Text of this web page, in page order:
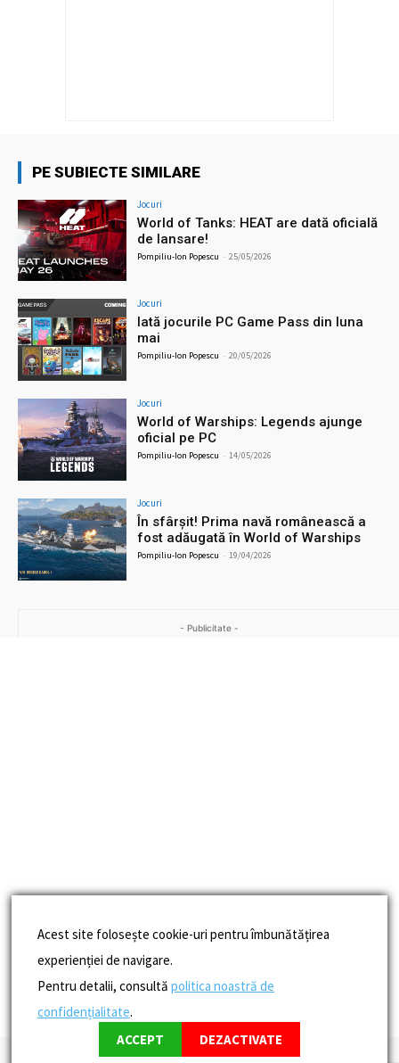
PE SUBIECTE SIMILARE
Jocuri
World of Tanks: HEAT are dată oficială
de lansare!
Pompiliu-Ion Popescu - 25/05/2026
Jocuri
Iată jocurile PC Game Pass din luna
mai
Pompiliu-Ion Popescu - 20/05/2026
Jocuri
World of Warships: Legends ajunge
oficial pe PC
Pompiliu-Ion Popescu - 14/05/2026
Jocuri
În sfârșit! Prima navă românească a
fost adăugată în World of Warships
Pompiliu-Ion Popescu - 19/04/2026
- Publicitate -
Acest site folosește cookie-uri pentru îmbunătățirea
experienției de navigare.
Pentru detalii, consultă politica noastră de
confidențialitate.
ACCEPT
DEZACTIVATE